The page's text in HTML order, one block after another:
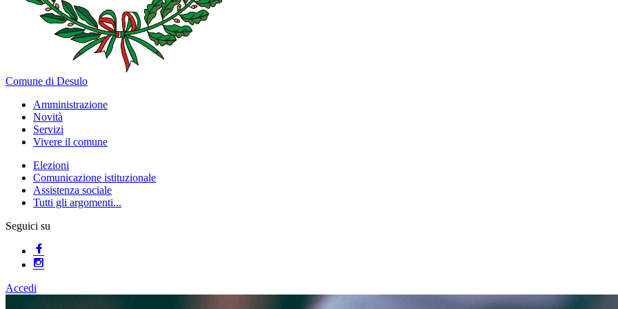
Comune di Desulo
Amministrazione
Novità
Servizi
Vivere il comune
Elezioni
Comunicazione istituzionale
Assistenza sociale
Tutti gli argomenti...
Seguici su
Accedi